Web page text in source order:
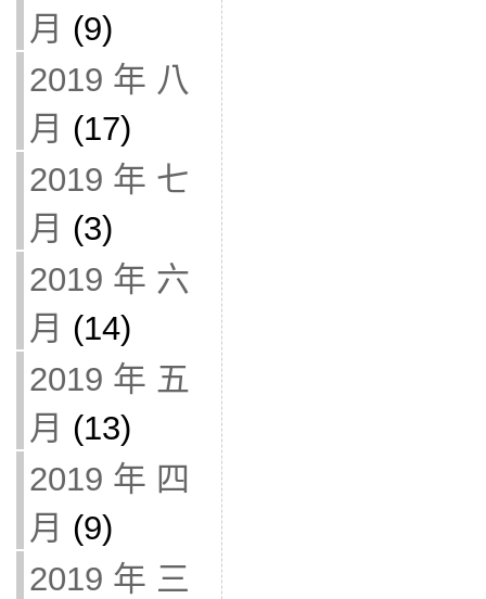
月 (9)
2019 年 八
月 (17)
2019 年 七
月 (3)
2019 年 六
月 (14)
2019 年 五
月 (13)
2019 年 四
月 (9)
2019 年 三